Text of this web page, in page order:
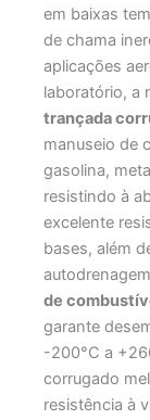
em baixas
de chama
aplicações
laboratório, a
trançada
manuseio de
gasolina,
resistindo à
excelente
bases, além
de
garante
-200°C a
corrugado
resistência à